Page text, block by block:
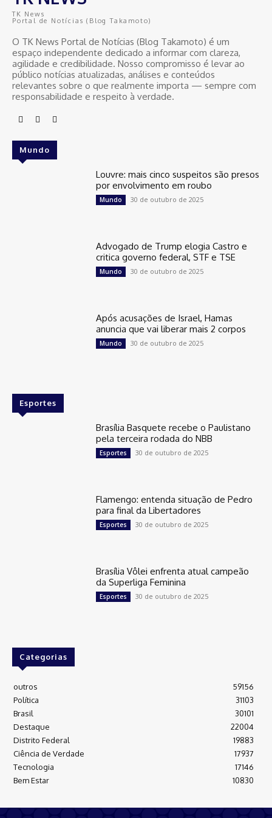
TK News
Portal de Notícias (Blog Takamoto)
O TK News Portal de Notícias (Blog Takamoto) é um
espaço independente dedicado a informar com clareza,
agilidade e credibilidade. Nosso compromisso é levar ao
público notícias atualizadas, análises e conteúdos
relevantes sobre o que realmente importa — sempre com
responsabilidade e respeito à verdade.
Mundo
Louvre: mais cinco suspeitos são presos
por envolvimento em roubo
Mundo 30 de outubro de 2025
Advogado de Trump elogia Castro e
critica governo federal, STF e TSE
Mundo 30 de outubro de 2025
Após acusações de Israel, Hamas
anuncia que vai liberar mais 2 corpos
Mundo 30 de outubro de 2025
Esportes
Brasília Basquete recebe o Paulistano
pela terceira rodada do NBB
Esportes 30 de outubro de 2025
Flamengo: entenda situação de Pedro
para final da Libertadores
Esportes 30 de outubro de 2025
Brasília Vôlei enfrenta atual campeão
da Superliga Feminina
Esportes 30 de outubro de 2025
Categorias
outros
59156
Política
31103
Brasil
30101
Destaque
22004
Distrito Federal
19883
Ciência de Verdade
17937
Tecnologia
17146
Bem Estar
10830